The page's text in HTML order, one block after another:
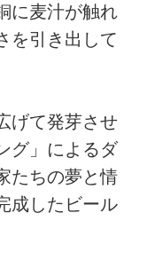
に麦汁が触れ
を引き出して
げて発芽させ
グ」によるダ
たちの夢と情
成したビール